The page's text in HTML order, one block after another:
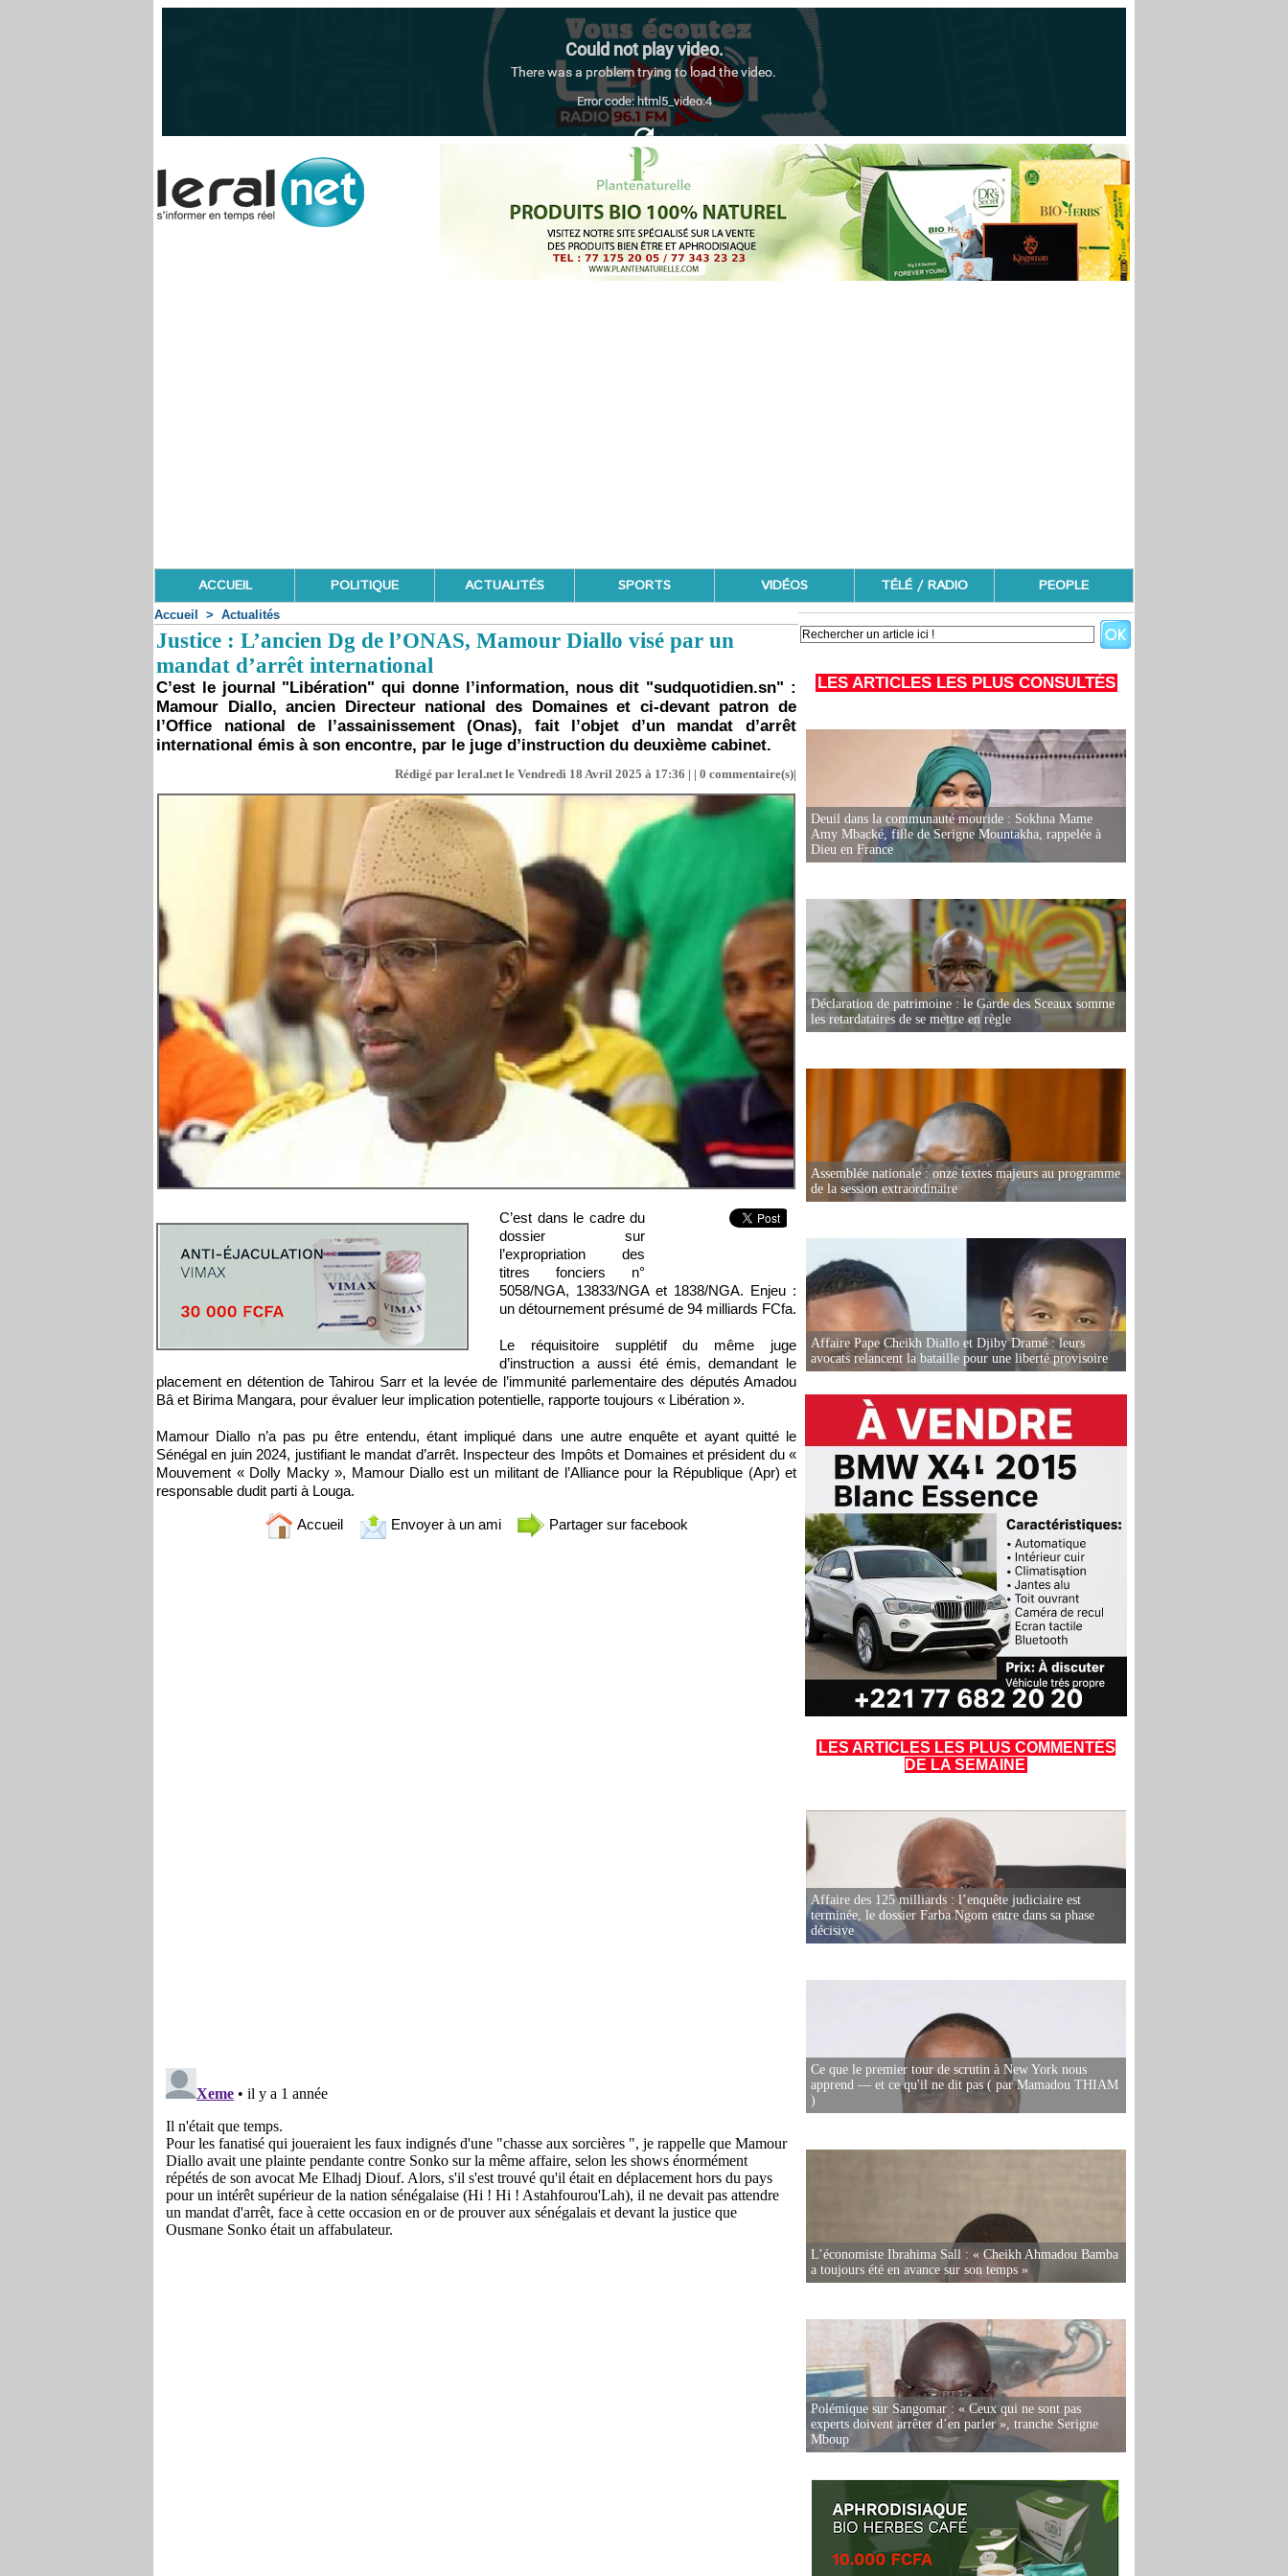
ACCUEIL POLITIQUE ACTUALITÉS SPORTS VIDÉOS TÉLÉ / RADIO PEOPLE
Accueil > Actualités
Justice : L’ancien Dg de l’ONAS, Mamour Diallo visé par un
mandat d’arrêt international
C’est le journal "Libération" qui donne l’information, nous dit "sudquotidien.sn" :
Mamour Diallo, ancien Directeur national des Domaines et ci-devant patron de
l’Office national de l’assainissement (Onas), fait l’objet d’un mandat d’arrêt
international émis à son encontre, par le juge d’instruction du deuxième cabinet.
Rédigé par leral.net le Vendredi 18 Avril 2025 à 17:36 | | 0 commentaire(s)|
C’est dans le cadre du
dossier sur
l’expropriation des
titres fonciers n°
5058/NGA, 13833/NGA et 1838/NGA. Enjeu :
un détournement présumé de 94 milliards FCfa.
Le réquisitoire supplétif du même juge
d’instruction a aussi été émis, demandant le
placement en détention de Tahirou Sarr et la levée de l’immunité parlementaire des députés Amadou
Bâ et Birima Mangara, pour évaluer leur implication potentielle, rapporte toujours « Libération ».
Mamour Diallo n’a pas pu être entendu, étant impliqué dans une autre enquête et ayant quitté le
Sénégal en juin 2024, justifiant le mandat d’arrêt. Inspecteur des Impôts et Domaines et président du «
Mouvement « Dolly Macky », Mamour Diallo est un militant de l’Alliance pour la République (Apr) et
responsable dudit parti à Louga.
Accueil Envoyer à un ami Partager sur facebook
LES ARTICLES LES PLUS CONSULTÉS
Deuil dans la communauté mouride : Sokhna Mame
Amy Mbacké, fille de Serigne Mountakha, rappelée à
Dieu en France
Déclaration de patrimoine : le Garde des Sceaux somme
les retardataires de se mettre en règle
Assemblée nationale : onze textes majeurs au programme
de la session extraordinaire
Affaire Pape Cheikh Diallo et Djiby Dramé : leurs
avocats relancent la bataille pour une liberté provisoire
LES ARTICLES LES PLUS COMMENTÉS
DE LA SEMAINE
Affaire des 125 milliards : l’enquête judiciaire est
terminée, le dossier Farba Ngom entre dans sa phase
décisive
Ce que le premier tour de scrutin à New York nous
apprend — et ce qu'il ne dit pas ( par Mamadou THIAM
)
L’économiste Ibrahima Sall : « Cheikh Ahmadou Bamba
a toujours été en avance sur son temps »
Polémique sur Sangomar : « Ceux qui ne sont pas
experts doivent arrêter d’en parler », tranche Serigne
Mboup